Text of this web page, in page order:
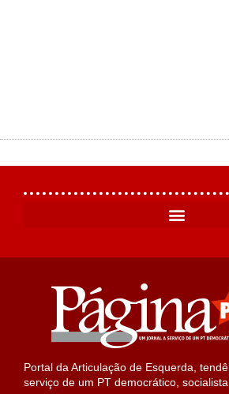
Portal da Articulação de Esquerda,
serviço de um PT democrático,